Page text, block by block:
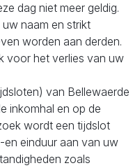
dag niet meer geldig.
naam en strikt
worden aan derden.
voor het verlies van uw
van Bellewaerde
inkomhal en op de
wordt een tijdslot
en einduur aan van uw
zoals